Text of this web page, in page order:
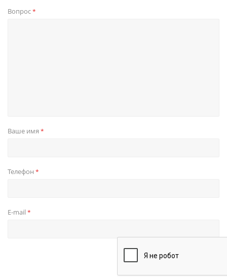
Вопрос*
Ваше имя *
Телефон *
E-mail *